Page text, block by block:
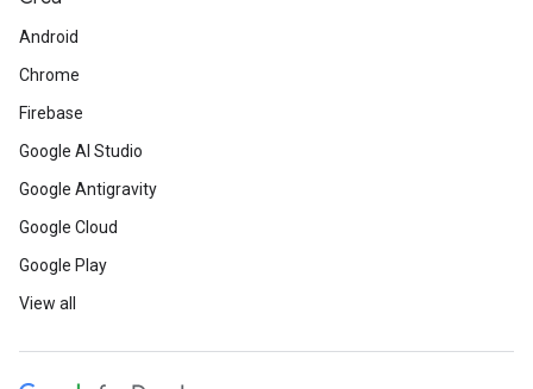
Android
Chrome
Firebase
Google AI Studio
Google Antigravity
Google Cloud
Google Play
View all